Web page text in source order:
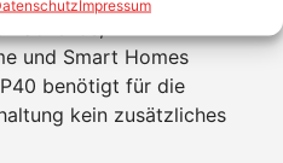
Impressum
und Smart Homes
benötigt für die
kein zusätzliches